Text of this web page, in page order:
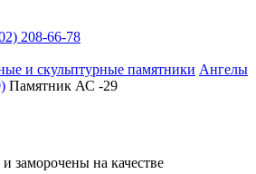
208-66-78
и скульптурные памятники Ангелы
Памятник АС -29
заморочены на качестве